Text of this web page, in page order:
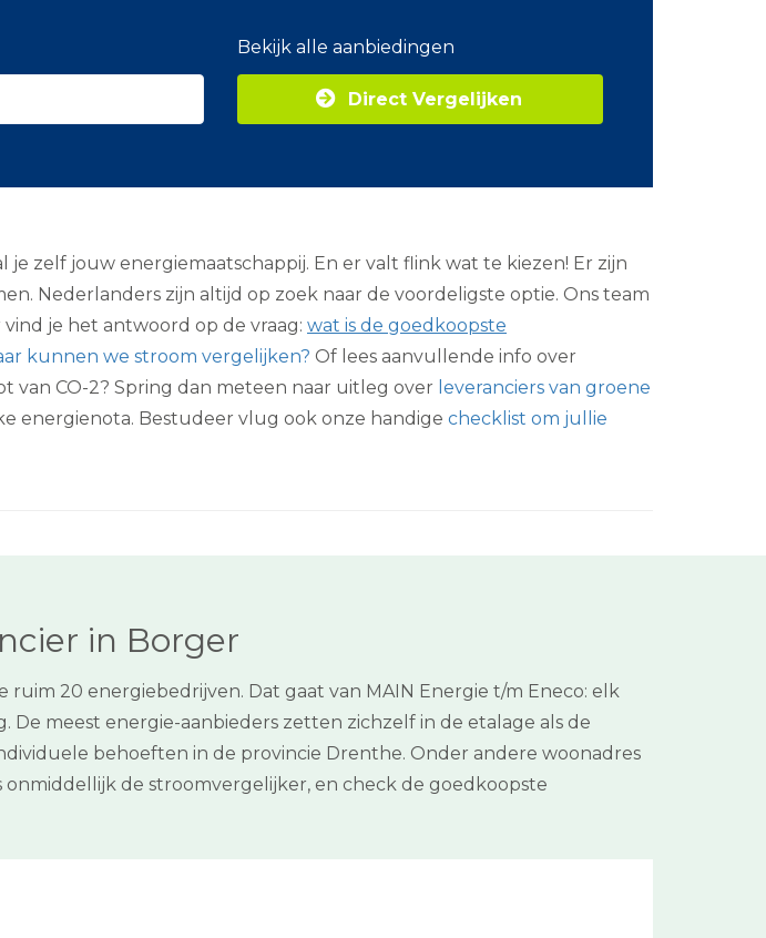
m
Z
j
n
e
g
Bekijk alle aanbiedingen
Direct Vergelijken
zelf jouw energiemaatschappij. En er valt flink wat te kiezen! Er zijn
Nederlanders zijn altijd op zoek naar de voordeligste optie. Ons team
je het antwoord op de vraag: wat is de goedkoopste
kunnen we stroom vergelijken? Of lees aanvullende info over
van CO-2? Spring dan meteen naar uitleg over leveranciers van groene
energienota. Bestudeer vlug ook onze handige checklist om jullie
in Borger
20 energiebedrijven. Dat gaat van MAIN Energie t/m Eneco: elk
De meest energie-aanbieders zetten zichzelf in de etalage als de
behoeften in de provincie Drenthe. Onder andere woonadres
de stroomvergelijker, en check de goedkoopste